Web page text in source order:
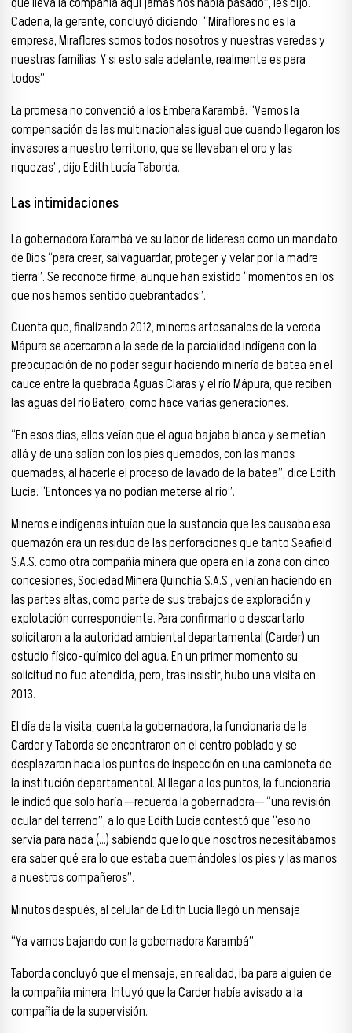
Cadena, la gerente, concluyó diciendo: “Miraflores no es la
empresa, Miraflores somos todos nosotros y nuestras veredas y
nuestras familias. Y si esto sale adelante, realmente es para
todos”.
La promesa no convenció a los Embera Karambá. “Vemos la
compensación de las multinacionales igual que cuando llegaron los
invasores a nuestro territorio, que se llevaban el oro y las
riquezas”, dijo Edith Lucía Taborda.
Las intimidaciones
La gobernadora Karambá ve su labor de lideresa como un mandato
de Dios “para creer, salvaguardar, proteger y velar por la madre
tierra”. Se reconoce firme, aunque han existido “momentos en los
que nos hemos sentido quebrantados”.
Cuenta que, finalizando 2012, mineros artesanales de la vereda
Mápura se acercaron a la sede de la parcialidad indígena con la
preocupación de no poder seguir haciendo minería de batea en el
cauce entre la quebrada Aguas Claras y el río Mápura, que reciben
las aguas del río Batero, como hace varias generaciones.
“En esos días, ellos veían que el agua bajaba blanca y se metían
allá y de una salían con los pies quemados, con las manos
quemadas, al hacerle el proceso de lavado de la batea”, dice Edith
Lucía. “Entonces ya no podían meterse al río”.
Mineros e indígenas intuían que la sustancia que les causaba esa
quemazón era un residuo de las perforaciones que tanto Seafield
S.A.S. como otra compañía minera que opera en la zona con cinco
concesiones, Sociedad Minera Quinchía S.A.S., venían haciendo en
las partes altas, como parte de sus trabajos de exploración y
explotación correspondiente. Para confirmarlo o descartarlo,
solicitaron a la autoridad ambiental departamental (Carder) un
estudio físico-químico del agua. En un primer momento su
solicitud no fue atendida, pero, tras insistir, hubo una visita en
2013.
El día de la visita, cuenta la gobernadora, la funcionaria de la
Carder y Taborda se encontraron en el centro poblado y se
desplazaron hacia los puntos de inspección en una camioneta de
la institución departamental. Al llegar a los puntos, la funcionaria
le indicó que solo haría ─recuerda la gobernadora─ “una revisión
ocular del terreno”, a lo que Edith Lucía contestó que “eso no
servía para nada (…) sabiendo que lo que nosotros necesitábamos
era saber qué era lo que estaba quemándoles los pies y las manos
a nuestros compañeros”.
Minutos después, al celular de Edith Lucía llegó un mensaje:
“Ya vamos bajando con la gobernadora Karambá”.
Taborda concluyó que el mensaje, en realidad, iba para alguien de
la compañía minera. Intuyó que la Carder había avisado a la
compañía de la supervisión.